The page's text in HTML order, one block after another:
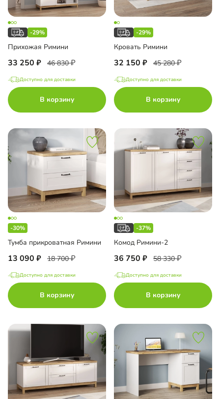
-29%
Прихожая Римини
33 250 46 830
Доступно для доставки
В корзину
-29%
Кровать Римини
32 150 45 280
Доступно для доставки
В корзину
-30%
Тумба прикроватная Римини
13 090 18 700
Доступно для доставки
В корзину
-37%
Комод Римини-2
36 750 58 330
Доступно для доставки
В корзину